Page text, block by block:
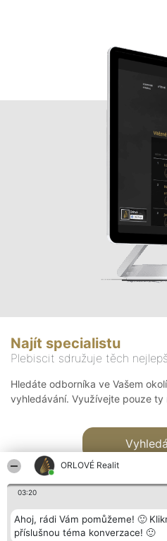
ORLOVÉ Realit
03:20
Ahoj, rádi Vám pomůžeme! 🙂
příslušnou téma konverzace! 🙂
Najít specialistu
Plebiscit sdružuje těch
Hledáte odborníka ve Vašem
vyhledávání. Využívejte pouze ty